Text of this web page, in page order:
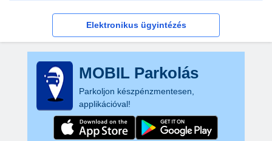
Elektronikus ügyintézés
MOBIL Parkolás
Parkoljon készpénzmentesen,
applikációval!